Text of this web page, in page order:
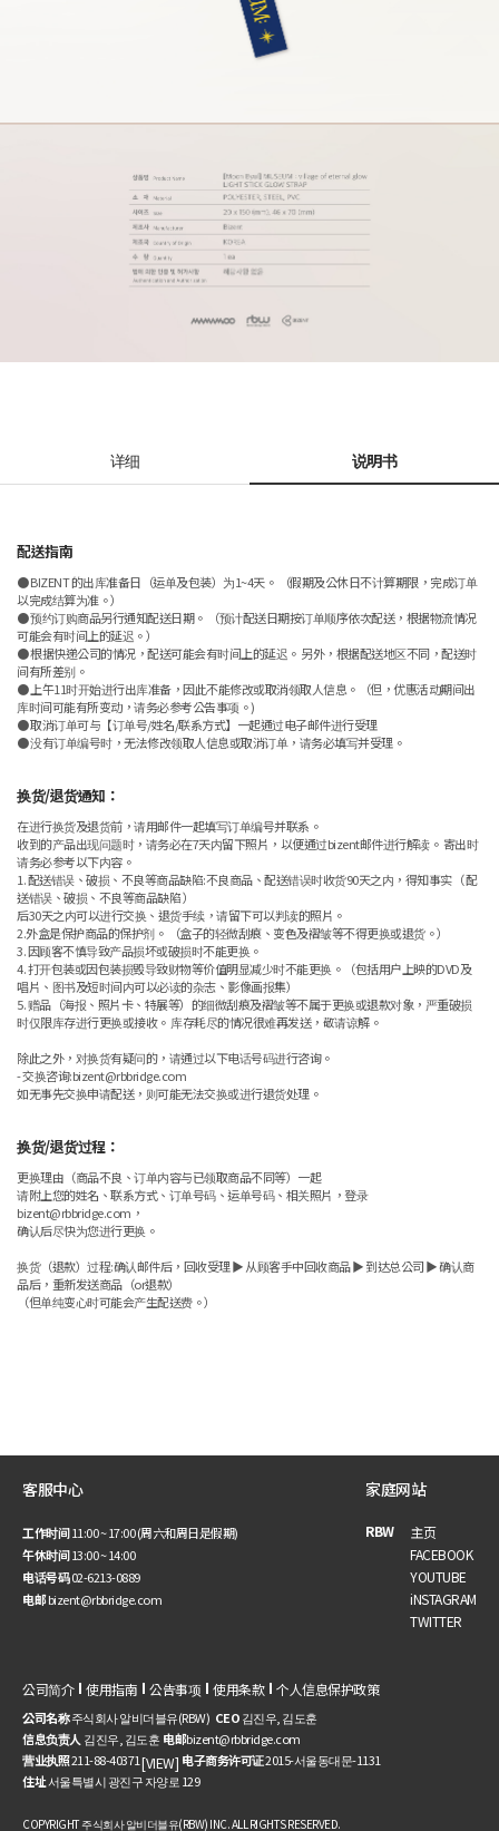
详细 说明书
配送指南
● BIZENT 的出库准备日（运单及包装）为1~4天。 （假期及公休日不计算期限，完成订单
以完成结算为准。）
● 预约订购商品另行通知配送日期。 （预计配送日期按订单顺序依次配送，根据物流情况
可能会有时间上的延迟。）
● 根据快递公司的情况，配送可能会有时间上的延迟。 另外，根据配送地区不同，配送时
间有所差别。
● 上午11时开始进行出库准备，因此不能修改或取消领取人信息。（但，优惠活动期间出
库时间可能有所变动，请务必参考公告事项。)
● 取消订单可与【订单号/姓名/联系方式】一起通过电子邮件进行受理
● 没有订单编号时，无法修改领取人信息或取消订单，请务必填写并受理。
换货/退货通知：
在进行换货及退货前，请用邮件一起填写订单编号并联系。
收到的产品出现问题时，请务必在7天内留下照片，以便通过bizent邮件进行解读。 寄出时
请务必参考以下内容。
1. 配送错误、破损、不良等商品缺陷:不良商品、配送错误时收货90天之内，得知事实（ 配
送错误、破损、不良等商品缺陷 ）
后30天之内可以进行交换、退货手续，请留下可以判读的照片。
2.外盒是保护商品的保护剂。 （盒子的轻微刮痕、变色及褶皱等不得更换或退货。）
3. 因顾客不慎导致产品损坏或破损时不能更换。
4. 打开包装或因包装损毁导致财物等价值明显减少时不能更换。（包括用户上映的DVD及
唱片、图书及短时间内可以必读的杂志、影像画报集）
5. 赠品（海报、照片卡、特展等）的细微刮痕及褶皱等不属于更换或退款对象，严重破损
时仅限库存进行更换或接收。 库存耗尽的情况很难再发送，敬请谅解。
除此之外，对换货有疑问的，请通过以下电话号码进行咨询。
- 交换咨询:bizent@rbbridge.com
如无事先交换申请配送，则可能无法交换或进行退货处理。
换货/退货过程：
更换理由（商品不良、订单内容与已领取商品不同等）一起
请附上您的姓名、联系方式、订单号码、运单号码、相关照片，登录
bizent@rbbridge.com，
确认后尽快为您进行更换。
换货（退款）过程:确认邮件后，回收受理 ▶ 从顾客手中回收商品 ▶ 到达总公司 ▶ 确认商
品后，重新发送商品（or退款）
（但单纯变心时可能会产生配送费。）
客服中心
工作时间11:00 ~ 17:00 (周六和周日是假期)
午休时间13:00 ~ 14:00
电话号码02-6213-0889
电邮bizent@rbbridge.com
家庭网站
RBW
主页
FACEBOOK
YOUTUBE
iNSTAGRAM
TWITTER
公司简介 使用指南 公告事项 使用条款 个人信息保护政策
公司名称주식회사 알비더블유(RBW) CEO김진우, 김도훈
信息负责人 김진우, 김도훈电邮bizent@rbbridge.com
营业执照211-88-40371[VIEW] 电子商务许可证2015-서울동대문-1131
住址서울특별시 광진구 자양로 129
COPYRIGHT 주식회사 알비더블유(RBW) INC. ALL RIGHTS RESERVED.